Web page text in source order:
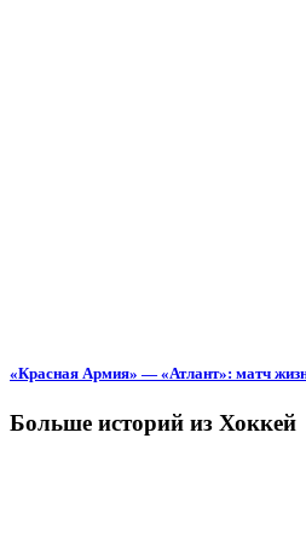
«Красная Армия» — «Атлант»: матч
Больше историй из Хоккей